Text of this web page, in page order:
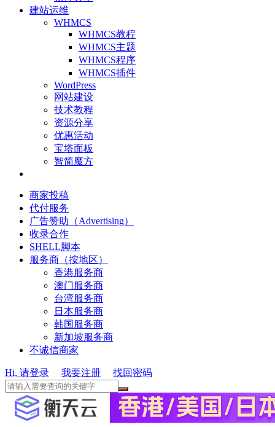
建站运维
WHMCS
WHMCS教程
WHMCS主题
WHMCS程序
WHMCS插件
WordPress
网站建设
技术教程
资源分享
优惠活动
宝塔面板
智简魔方
商家投稿
代付服务
广告赞助（Advertising）
收录合作
SHELL脚本
服务商（按地区）
香港服务商
澳门服务商
台湾服务商
日本服务商
韩国服务商
新加坡服务商
不诚信商家
Hi, 请登录 我要注册 找回密码